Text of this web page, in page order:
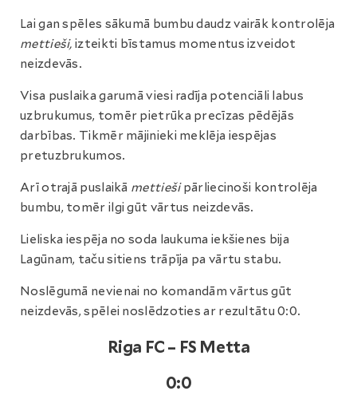
Lai gan spēles sākumā bumbu daudz vairāk kontrolēja
mettieši, izteikti bīstamus momentus izveidot
neizdevās.
Visa puslaika garumā viesi radīja potenciāli labus
uzbrukumus, tomēr pietrūka precīzas pēdējās
darbības. Tikmēr mājinieki meklēja iespējas
pretuzbrukumos.
Arī otrajā puslaikā mettiešipārliecinoši kontrolēja
bumbu, tomēr ilgi gūt vārtus neizdevās.
Lieliska iespēja no soda laukuma iekšienes bija
Lagūnam, taču sitiens trāpīja pa vārtu stabu.
Noslēgumā nevienai no komandām vārtus gūt
neizdevās, spēlei noslēdzoties ar rezultātu 0:0.
Riga FC – FS Metta
0:0